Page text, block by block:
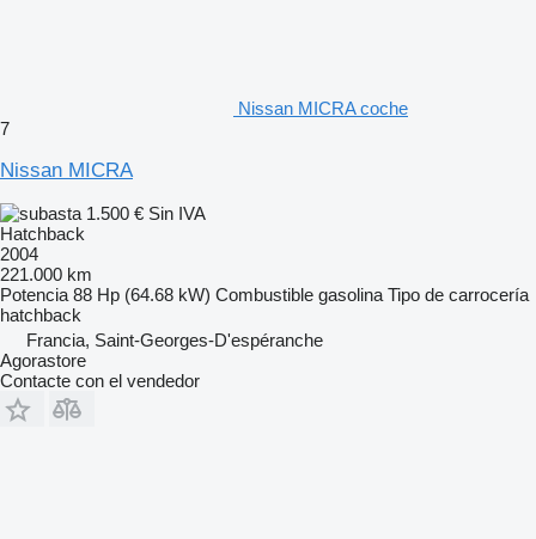
Nissan MICRA coche
7
Nissan MICRA
1.500 € Sin IVA
Hatchback
2004
221.000 km
Potencia 88 Hp (64.68 kW) Combustible gasolina Tipo de carrocería
hatchback
Francia, Saint-Georges-D'espéranche
Agorastore
Contacte con el vendedor